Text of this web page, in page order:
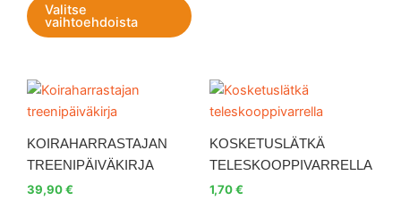
Valitse
vaihtoehdoista
KOIRAHARRASTAJAN
TREENIPÄIVÄKIRJA
39,90€
Tällä
tuotteella
useampi
muunnelma.
Voit
KOSKETUSLÄTKÄ
TELESKOOPPIVARRELLA
1,70€